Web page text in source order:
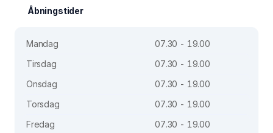
Åbningstider
Mandag
07.30 - 19.00
Tirsdag
07.30 - 19.00
Onsdag
07.30 - 19.00
Torsdag
07.30 - 19.00
Fredag
07.30 - 19.00